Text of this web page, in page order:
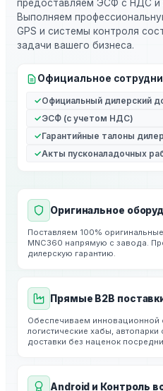
предоставляем ЭСФ с НДС и
Выполняем
GPS и системы контроля
задачи вашего бизнеса.
Официальное
Официальный дилерский
ЭСФ (с учетом НДС)
Гарантийные талоны
Акты пусконаладочных
Оригинальное
Поставляем 100%
MNC360 напрямую с завода.
дилерскую гарантию.
Прямые B2B
Обеспечиваем инновационной
логистические хабы,
доставки без наценок
Android и Контроль